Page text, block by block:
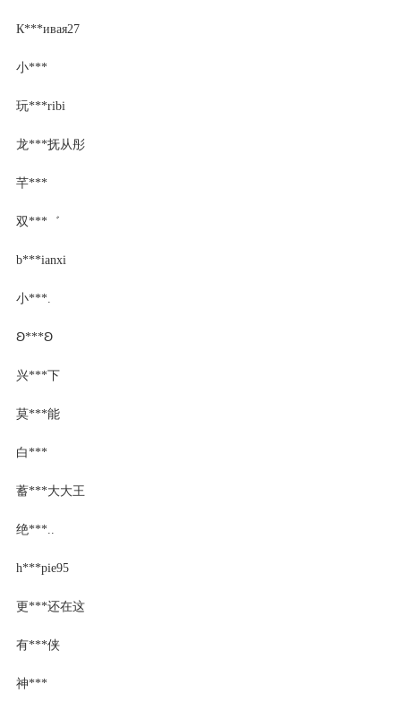
К***ивая27
小***
玩***ribi
龙***抚从彤
芊***
双***゛
b***ianxi
小***.
Ꞝ***Ꞝ
兴***下
莫***能
白***
蓄***大大王
绝***..
h***pie95
更***还在这
有***侠
神***